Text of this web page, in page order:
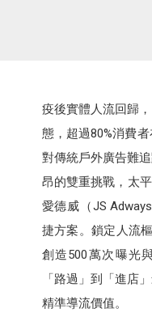
疫後實體人流回歸
態，超過80%消費
對傳統戶外廣告難
昂的雙重挑戰，太
愛德威（JS
捷方案。鎖定人流
創造500萬次曝光
「路過」到「進店
精準導流價值。